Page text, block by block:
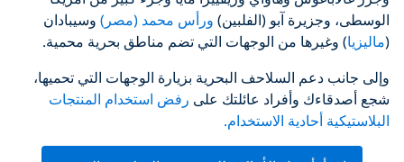
الوسطى، وجزيرة آبو (الفلبين) ورأس محمد (مصر) وسيبادان
(ماليزيا) وغيرها من الوجهات التي تضم مناطق بحرية محمية.
وإلى جانب دعم السلاحف البحرية بزيارة الوجهات التي تحميها،
شجع أصدقاءك وأفراد عائلتك على رفض استخدام المنتجات
البلاستيكية أحادية الاستخدام.